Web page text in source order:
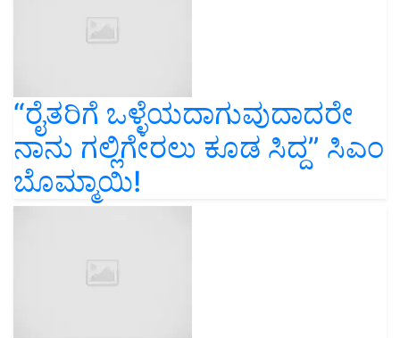
“ರೈತರಿಗೆ ಒಳ್ಳೆಯದಾಗುವುದಾದರೇ
ನಾನು ಗಲ್ಲಿಗೇರಲು ಕೂಡ ಸಿದ್ದ” ಸಿಎಂ
ಬೊಮ್ಮಾಯಿ!